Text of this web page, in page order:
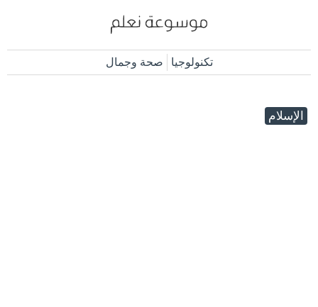
تكنولوجيا صحة وجمال
الإسلام